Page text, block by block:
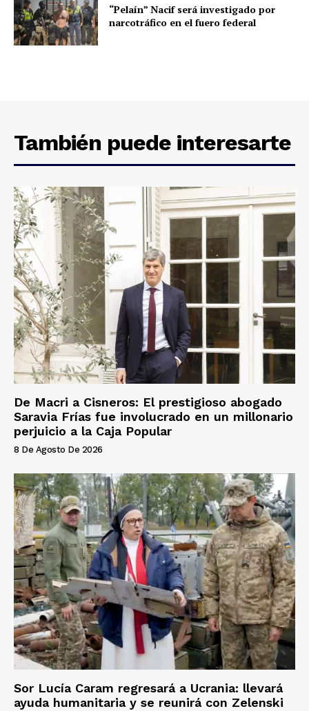
“Pelaín” Nacif será investigado por
narcotráfico en el fuero federal
También puede interesarte
De Macri a Cisneros: El prestigioso abogado
Saravia Frías fue involucrado en un millonario
perjuicio a la Caja Popular
8 De Agosto De 2026
Sor Lucía Caram regresará a Ucrania: llevará
ayuda humanitaria y se reunirá con Zelenski